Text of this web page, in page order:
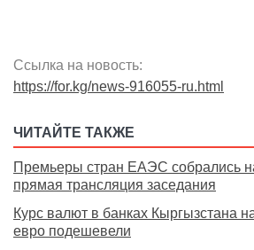
Ссылка на новость:
https://for.kg/news-916055-ru.html
ЧИТАЙТЕ ТАКЖЕ
Премьеры стран ЕАЭС собрались
прямая трансляция заседания
Курс валют в банках Кыргызстана
евро подешевели